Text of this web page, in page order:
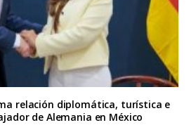
relación diplomática, turística e
de Alemania en México